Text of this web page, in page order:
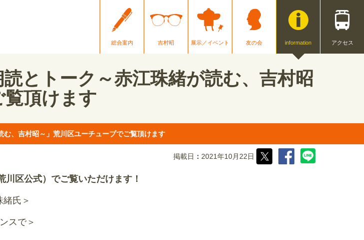
総合案内 吉村昭 展示／イベント 友の会 information アクセス
読とトーク～赤江珠緒が読む、吉村昭
覧頂けます
む、吉村昭～」荒川区ユーチューブでご覧頂けます
掲載日 2021年10月22日
川区公式）でご覧いただけます！
氏＞
スで＞